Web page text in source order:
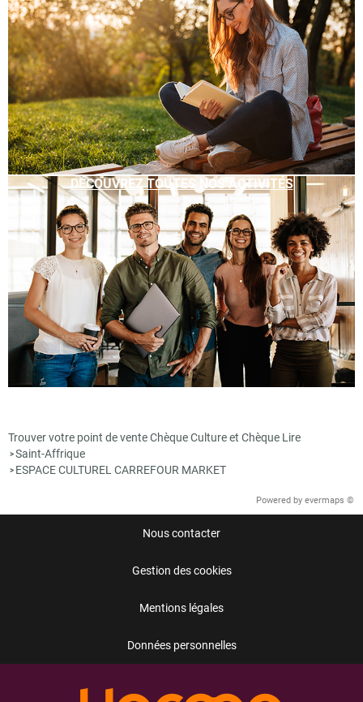
DÉCOUVREZ TOUTES NOS ACTIVITÉS
Trouver votre point de vente Chèque Culture et Chèque Lire
>Saint-Affrique
> ESPACE CULTUREL CARREFOUR MARKET
Powered by evermaps ©
Nous contacter
Gestion des cookies
Mentions légales
Données personnelles